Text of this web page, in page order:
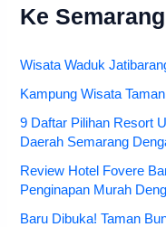
Ke Semarang
Wisata Waduk
Kampung Wisata
9 Daftar Pilihan Resort
Daerah Semarang
Review Hotel Fovere
Penginapan Murah
Baru Dibuka! Taman